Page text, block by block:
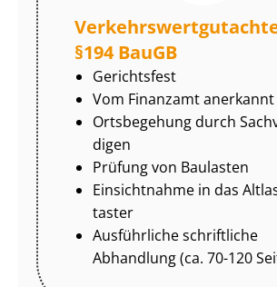
§194 BauGB
Gerichtsfest
Vom Finanzamt anerkannt
Ortsbegehung durch
di­gen
Prüfung von Baulasten
Einsichtnahme in das
tas­ter
Ausführliche schriftliche
Abhandlung (ca. 70-120